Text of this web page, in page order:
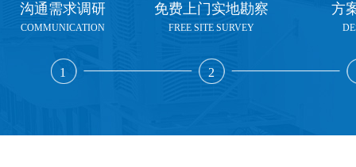
沟通需求调研
COMMUNICATION
1
免费上门实地勘察
FREE SITE SURVEY
2
方